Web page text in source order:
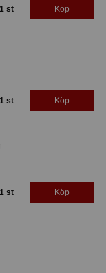
st Köp
st Köp
st Köp